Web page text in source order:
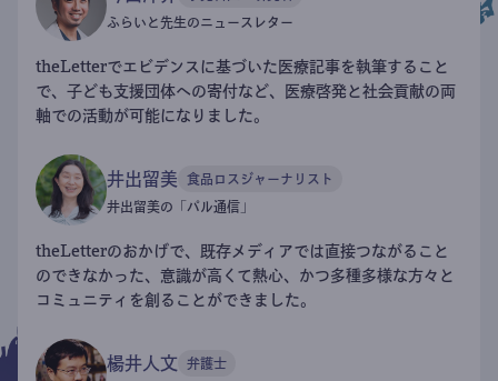
ふらいと先生のニュースレター
theLetterでエビデンスに基づいた医療記事を執筆すること
で、子ども支援団体への寄付など、医療啓発と社会貢献の両
軸での活動が可能になりました。
井出留美 食品ロスジャーナリスト
井出留美の「パル通信」
theLetterのおかげで、既存メディアでは直接つながること
のできなかった、意識が高くて熱心、かつ多種多様な方々と
コミュニティを創ることができました。
楊井人文 弁護士